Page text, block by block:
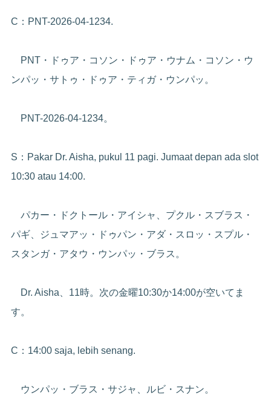
C：PNT-2026-04-1234.
PNT・ドゥア・コソン・ドゥア・ウナム・コソン・ウ
ンパッ・サトゥ・ドゥア・ティガ・ウンパッ。
PNT-2026-04-1234。
S：Pakar Dr. Aisha, pukul 11 pagi. Jumaat depan ada slot
10:30 atau 14:00.
パカー・ドクトール・アイシャ、プクル・スブラス・
パギ、ジュマアッ・ドゥパン・アダ・スロッ・スプル・
スタンガ・アタウ・ウンパッ・ブラス。
Dr. Aisha、11時。次の金曜10:30か14:00が空いてま
す。
C：14:00 saja, lebih senang.
ウンパッ・ブラス・サジャ、ルビ・スナン。